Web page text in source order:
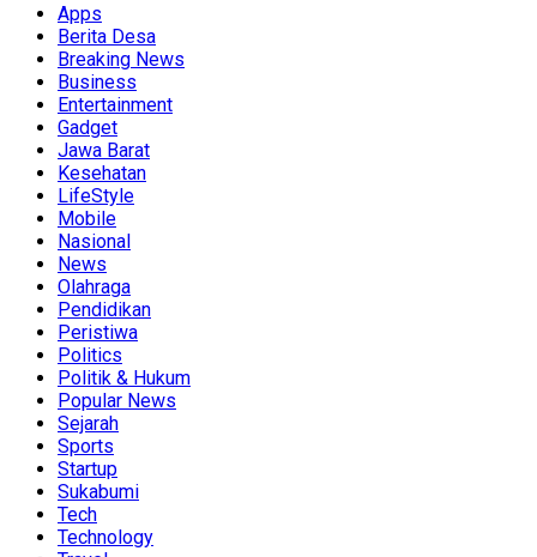
Apps
Berita Desa
Breaking News
Business
Entertainment
Gadget
Jawa Barat
Kesehatan
LifeStyle
Mobile
Nasional
News
Olahraga
Pendidikan
Peristiwa
Politics
Politik & Hukum
Popular News
Sejarah
Sports
Startup
Sukabumi
Tech
Technology